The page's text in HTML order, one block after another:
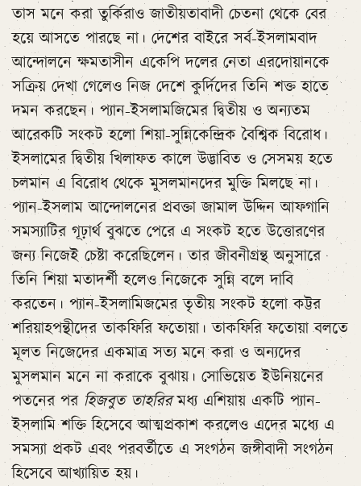
তাস মনে করা তুর্কিরাও জাতীয়তাবাদী চেতনা থেকে বের
হয়ে আসতে পারছে না। দেশের বাইরে সর্ব-ইসলামবাদ
আন্দোলনে ক্ষমতাসীন একেপি দলের নেতা এরদোয়ানকে
সক্রিয় দেখা গেলেও নিজ দেশে কুর্দিদের তিনি শক্ত হাতে
দমন করছেন। প্যান-ইসলামজিমের দ্বিতীয় ও অন্যতম
আরেকটি সংকট হলো শিয়া-সুন্নিকেন্দ্রিক বৈশ্বিক বিরোধ।
ইসলামের দ্বিতীয় খিলাফত কালে উদ্ভাবিত ও সেসময় হতে
চলমান এ বিরোধ থেকে মুসলমানদের মুক্তি মিলছে না।
প্যান-ইসলাম আন্দোলনের প্রবক্তা জামাল উদ্দিন আফগানি
সমস্যাটির গূঢ়ার্থ বুঝতে পেরে এ সংকট হতে উত্তোরণের
জন্য নিজেই চেষ্টা করেছিলেন। তার জীবনীগ্রন্থ অনুসারে
তিনি শিয়া মতাদর্শী হলেও নিজেকে সুন্নি বলে দাবি
করতেন। প্যান-ইসলামিজমের তৃতীয় সংকট হলো কট্টর
শরিয়াহপন্থীদের তাকফিরি ফতোয়া। তাকফিরি ফতোয়া বলতে
মূলত নিজেদের একমাত্র সত্য মনে করা ও অন্যদের
মুসলমান মনে না করাকে বুঝায়। সোভিয়েত ইউনিয়নের
পতনের পর হিজবুত তাহরিরমধ্য এশিয়ায় একটি প্যান-
ইসলামি শক্তি হিসেবে আত্মপ্রকাশ করলেও এদের মধ্যে এ
সমস্যা প্রকট এবং পরবর্তীতে এ সংগঠন জঙ্গীবাদী সংগঠন
হিসেবে আখ্যায়িত হয়।